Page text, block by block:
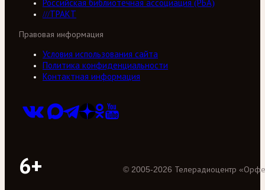
Российская библиотечная ассоциация (РБА)
///ТРАКТ
Правовая информация
Условия использования сайта
Политика конфиденциальности
Контактная информация
6+ © 2005-2026 Телерадиоцентр